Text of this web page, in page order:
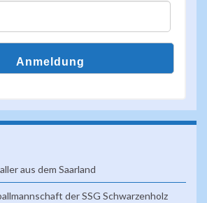
aus dem Saarland
der SSG Schwarzenholz